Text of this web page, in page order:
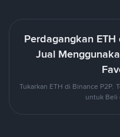
Perdagangkan
Jual
Tukarkan ETH di Binance P2P.
untuk Beli